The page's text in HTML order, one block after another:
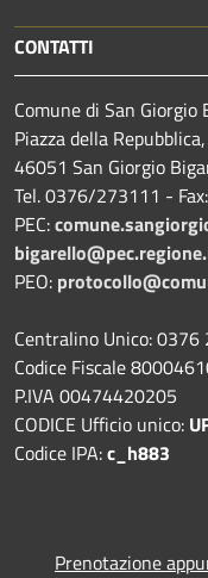
CONTATTI
Comune di San Giorgio
Piazza della
46051 San Giorgio
Tel. 0376/273111 -
PEC:
PEO:
Centralino Unico: 0376
Codice Fiscale
P.IVA 00474420205
CODICE Ufficio unico:
Codice IPA:c_h883
Prenotazione